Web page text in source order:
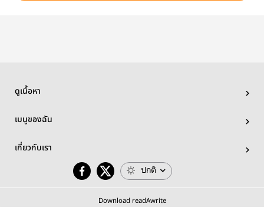
ดูเนื้อหา
เมนูของฉัน
เกี่ยวกับเรา
ปกติ
Download readAwrite